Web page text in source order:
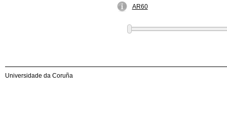
AR60
Universidade da Coruña